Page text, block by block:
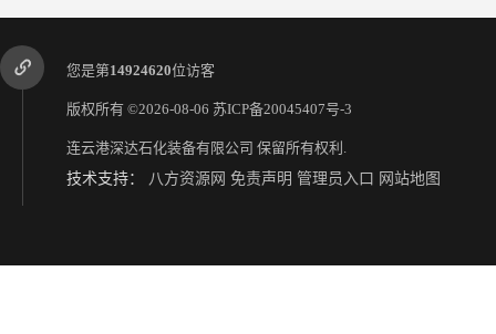
宁波装车鹤管供应商 液体装卸鹤管 深达装备
您是第14924620位访客
版权所有 ©2026-08-06 苏ICP备20045407号-3
连云港深达石化装备有限公司 保留所有权利.
技术支持：
八方资源网 免责声明 管理员入口 网站地图